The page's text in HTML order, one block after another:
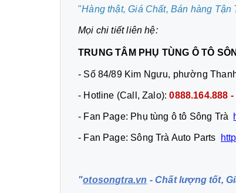
"Hàng thật, Giá Chất, Bán hàng Tận
Mọi chi tiết liên hệ:
TRUNG TÂM PHỤ TÙNG Ô TÔ
- Số 84/89 Kim Ngưu, phường
- Hotline (Call, Zalo):
- Fan Page: Phụ tùng ô tô Sông Trà
- Fan Page: Sông Trà Auto Parts
"otosongtra.vn - Chất lượng tốt,